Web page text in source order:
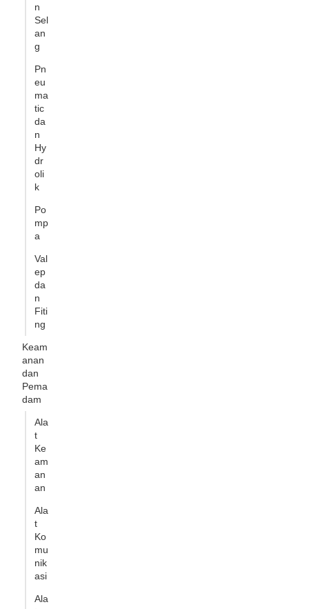
n
Sel
an
g
Pn
eu
ma
tic
da
n
Hy
dr
oli
k
Po
mp
a
Val
ep
da
n
Fiti
ng
Keam
anan
dan
Pema
dam
Ala
t
Ke
am
an
an
Ala
t
Ko
mu
nik
asi
Ala